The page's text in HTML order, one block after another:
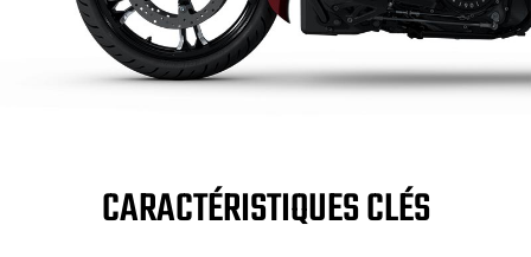
CARACTÉRISTIQUES CLÉS